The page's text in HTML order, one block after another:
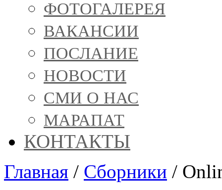
ФОТОГАЛЕРЕЯ
ВАКАНСИИ
ПОСЛАНИЕ
НОВОСТИ
СМИ О НАС
МАРАПАТ
КОНТАКТЫ
Главная / Сборники /